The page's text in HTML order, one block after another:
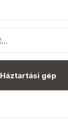
Háztartási gép